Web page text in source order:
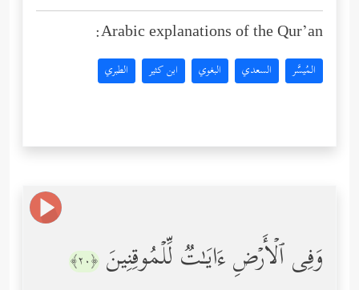
Arabic explanations of the Qur’an:
المُيسَّر السعدي البغوي ابن كثير الطبري
وَفِی ٱلۡأَرۡضِ ءَایَـٰتࣱ لِّلۡمُوقِنِینَ ﴿٢٠﴾